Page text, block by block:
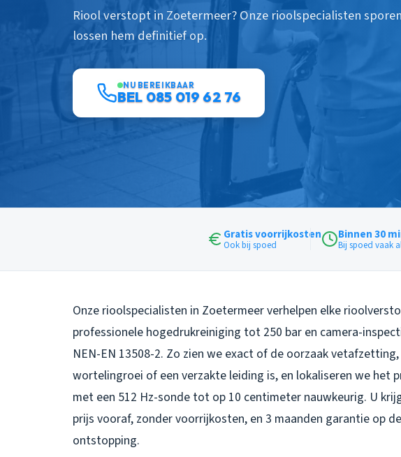
Riool verstopt in Zoetermeer? Onze rioolspecialisten
lossen hem definitief op.
NU BEREIKBAAR
BEL 085 019 62 76
Gratis voorrijkosten
Ook bij spoed
Binnen 30
Bij spoed vaak
Onze rioolspecialisten in Zoetermeer verhelpen elke
professionele hogedrukreiniging tot 250 bar en camera-
NEN-EN 13508-2. Zo zien we exact of de oorzaak vetafzetting,
wortelingroei of een verzakte leiding is, en lokaliseren we het
met een 512 Hz-sonde tot op 10 centimeter nauwkeurig. U
prijs vooraf, zonder voorrijkosten, en 3 maanden garantie op de
ontstopping.